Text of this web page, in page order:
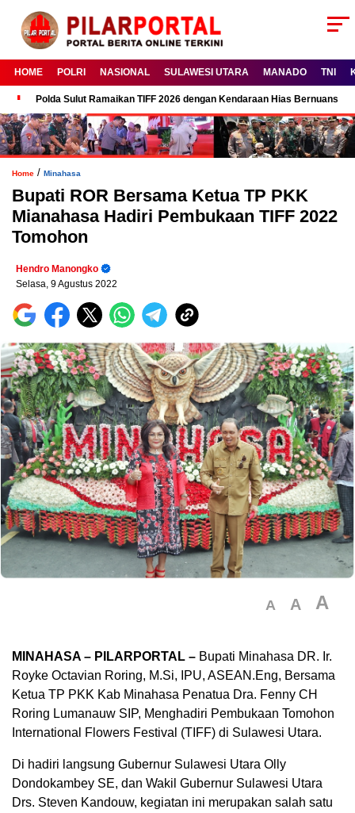
HOME POLRI NASIONAL SULAWESI UTARA MANADO TNI
Polda Sulut Ramaikan TIFF 2026 dengan Kendaraan Hias Bernuansa
Home / Minahasa
Bupati ROR Bersama Ketua TP PKK
Mianahasa Hadiri Pembukaan TIFF 2022
Tomohon
Hendro Manongko
Selasa, 9 Agustus 2022
A A A
MINAHASA – PILARPORTAL – Bupati Minahasa DR. Ir.
Royke Octavian Roring, M.Si, IPU, ASEAN.Eng, Bersama
Ketua TP PKK Kab Minahasa Penatua Dra. Fenny CH
Roring Lumanauw SIP, Menghadiri Pembukaan Tomohon
International Flowers Festival (TIFF) di Sulawesi Utara.
Di hadiri langsung Gubernur Sulawesi Utara Olly
Dondokambey SE, dan Wakil Gubernur Sulawesi Utara
Drs. Steven Kandouw, kegiatan ini merupakan salah satu